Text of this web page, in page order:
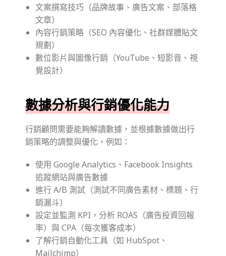
文案撰寫技巧（品牌故事、廣告文案、部落格
文章）
內容行銷策略（SEO 內容優化、社群媒體貼文
規劃）
數位影片與圖像行銷（YouTube、短影音、視
覺設計）
數據分析與行銷優化能力
行銷顧問需要能夠解讀數據，並根據數據做出行
銷策略的調整與優化，例如：
使用 Google Analytics、Facebook Insights
追蹤網站與廣告數據
進行 A/B 測試（測試不同廣告素材、標題、行
銷漏斗）
設定並監測 KPI，分析 ROAS（廣告投資回報
率）與 CPA（每次獲客成本）
了解行銷自動化工具（如 HubSpot、
Mailchimp）